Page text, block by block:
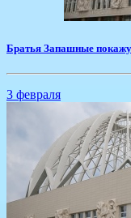
Братья Запашные
3 февраля